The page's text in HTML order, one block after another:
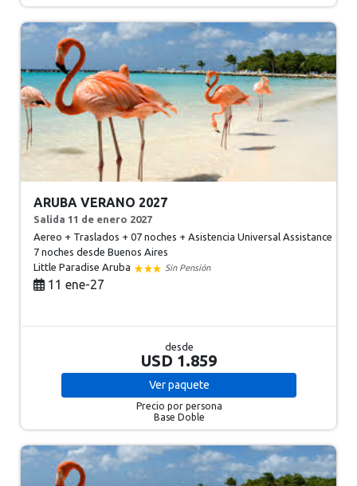
ARUBA VERANO 2027
Salida 11 de enero 2027
Aereo + Traslados + 07 noches + Asistencia Universal Assistance
7 nochesdesde Buenos Aires
Little Paradise Aruba
Sin Pensión
11 ene-27
desde
USD 1.859
Verpaquete
Precio por persona
Base Doble